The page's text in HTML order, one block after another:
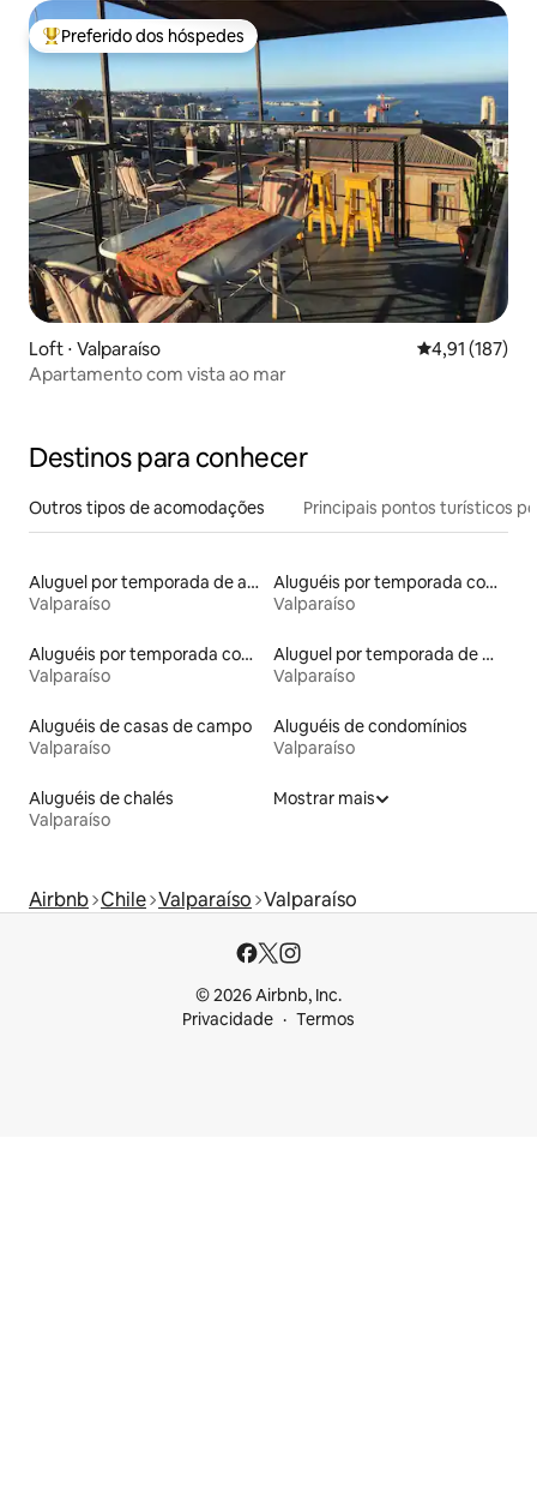
Entre os melhores preferidos dos hóspedes
Preferido dos hóspedes
Loft ⋅ Valparaíso 4,91 de uma
4,91 (187)
Apartamento com vista ao mar
Destinos para conhecer
Outros tipos de acomodações Principais pontos turísticos
Aluguel por temporada de apart-hotéis
Valparaíso
Aluguéis por temporada com caiaque
Valparaíso
Aluguéis por temporada com café da manhã
Valparaíso
Aluguel por temporada de microcasas
Valparaíso
Aluguéis de casas de campo
Valparaíso
Aluguéis de condomínios
Valparaíso
Aluguéis de chalés
Valparaíso
Mostrar mais
Airbnb Chile Valparaíso Valparaíso
© 2026 Airbnb, Inc.
Privacidade
Termos